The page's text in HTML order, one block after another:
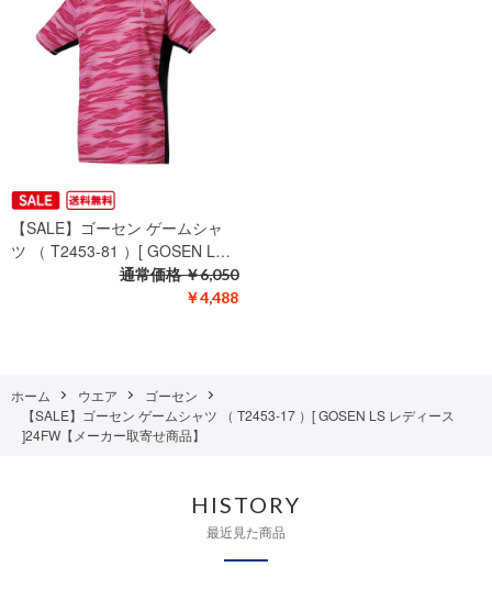
【SALE】ゴーセン ゲームシャ
ツ （ T2453-81 ）[ GOSEN L…
￥4,488
通常価格￥6,050
ホーム ウエア
ゴーセン
【SALE】ゴーセン ゲームシャツ （ T2453-17 ）[ GOSEN LS レディース
]24FW【メーカー取寄せ商品】
HISTORY
最近見た商品